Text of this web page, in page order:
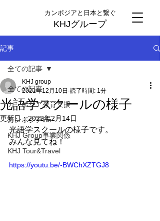
カンボジアと日本と繋ぐ
KHJグループ
記事
全ての記事
カンボジア教育支援
カンボジアlife
KHJ Group事業関係
KHJ Tour&Travel
全ての記事
光語学スクールの様子
KHJ group
2021年12月10日 読了時間: 1分
更新日：2022年2月14日
光語学スクールの様子です。
みんな見てね！
https://youtu.be/-BWChXZTGJ8